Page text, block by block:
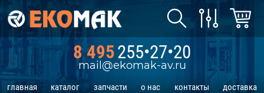
8 495255•27•20
mail@ekomak-av.ru
главная каталог запчасти о нас контакты доставка